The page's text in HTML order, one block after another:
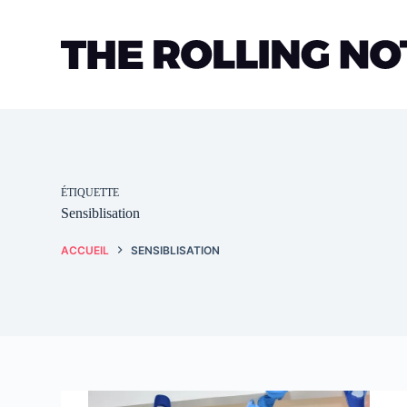
ÉTIQUETTE
Sensiblisation
ACCUEIL SENSIBLISATION